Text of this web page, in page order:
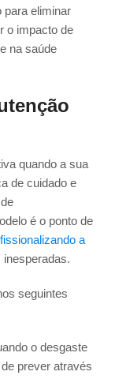
para eliminar
o impacto de
na saúde
quando a sua
de cuidado e
é o ponto de
a
seguintes
o desgaste
prever através